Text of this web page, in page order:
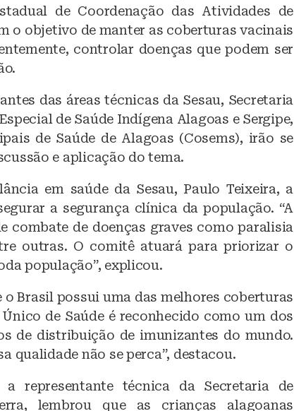
de Coordenação das Atividades de
o objetivo de manter as coberturas vacinais
controlar doenças que podem ser
das áreas técnicas da Sesau, Secretaria
de Saúde Indígena Alagoas e Sergipe,
de Saúde de Alagoas (Cosems), irão se
e aplicação do tema.
em saúde da Sesau, Paulo Teixeira, a
a segurança clínica da população. “A
combate de doenças graves como paralisia
outras. O comitê atuará para priorizar o
população”, explicou.
Brasil possui uma das melhores coberturas
de Saúde é reconhecido como um dos
de distribuição de imunizantes do mundo.
qualidade não se perca”, destacou.
a representante técnica da Secretaria de
lembrou que as crianças alagoanas